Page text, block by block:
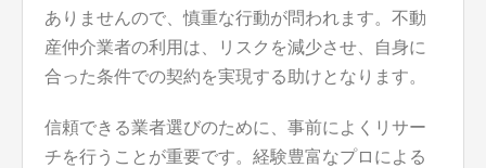
ありませんので、慎重な行動が問われます。不動
産仲介業者の利用は、リスクを減少させ、自身に
合った条件での契約を実現する助けとなります。
信頼できる業者選びのために、事前によくリサー
チを行うことが重要です。経験豊富なプロによる